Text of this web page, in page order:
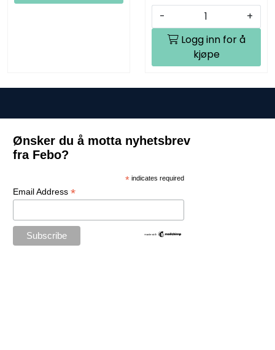
-
+
Logg inn for å
kjøpe
Ønsker du å motta nyhetsbrev
fra Febo?
* indicates required
Email Address *